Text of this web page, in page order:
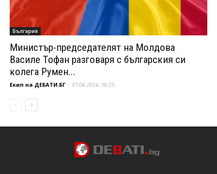
България
Министър-председателят на Молдова
Василе Тофан разговаря с българския си
колега Румен...
Екип на ДЕБАТИ.БГ - 07.08.2026, 18:25